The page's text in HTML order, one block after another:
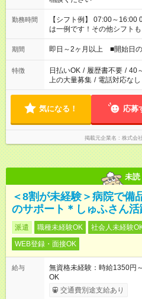
勤務時間
【シフト例】 07:00～16:00
は一例です！その他シフト
期間 即日～2ヶ月以上 ■開始日の
特徴 日払いOK / 履歴書不要 / 40
上の大量募集 / 電話対応なし
気になる！ 応募
掲載元企業名 株式会
未読
＜8割が未経験＞病院で備
のサポート＊しゅふさん活
派遣 職種未経験OK 社会人未経験
WEB登録・面接OK
給与
無資格未経験：時給1350
OK
交通費別途支給あり